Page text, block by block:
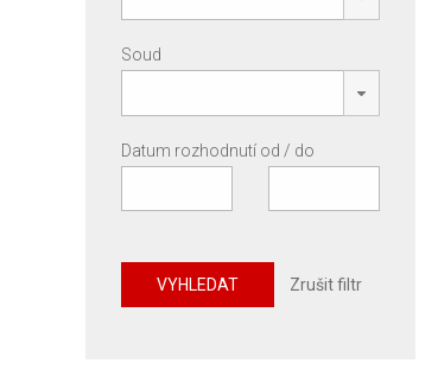
Soud
Datum rozhodnutí od / do
VYHLEDAT Zrušit filtr